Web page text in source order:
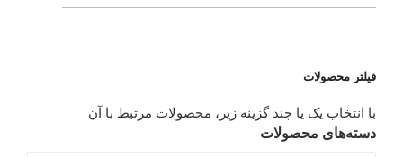
فیلتر محصولات
با انتخاب یک یا چند گزینه زیر، محصولات مرتبط با آن
دسته‌های محصولات